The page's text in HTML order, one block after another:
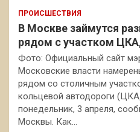
ПРОИСШЕСТВИЯ
В Москве займутся
рядом с участком
Фото: Официальный сайт
Московские власти
рядом со столичным
кольцевой автодороги
понедельник, 3 апреля,
Москвы. Как…